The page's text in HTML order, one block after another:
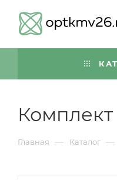
Главная — Каталог —